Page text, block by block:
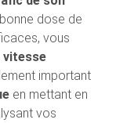
dose de
vous
vitesse
important
en mettant en
vos